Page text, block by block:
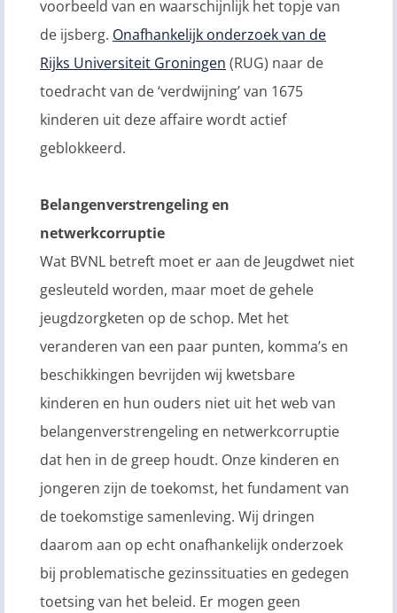
voorbeeld van en waarschijnlijk het topje van
de ijsberg. Onafhankelijk onderzoek van de
Rijks Universiteit Groningen (RUG) naar de
toedracht van de ‘verdwijning’ van 1675
kinderen uit deze affaire wordt actief
geblokkeerd.
Belangenverstrengeling en
netwerkcorruptie
Wat BVNL betreft moet er aan de Jeugdwet niet
gesleuteld worden, maar moet de gehele
jeugdzorgketen op de schop. Met het
veranderen van een paar punten, komma’s en
beschikkingen bevrijden wij kwetsbare
kinderen en hun ouders niet uit het web van
belangenverstrengeling en netwerkcorruptie
dat hen in de greep houdt. Onze kinderen en
jongeren zijn de toekomst, het fundament van
de toekomstige samenleving. Wij dringen
daarom aan op echt onafhankelijk onderzoek
bij problematische gezinssituaties en gedegen
toetsing van het beleid. Er mogen geen